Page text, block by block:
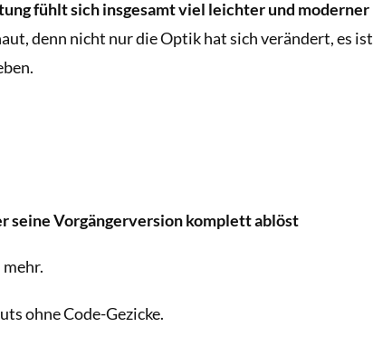
fühlt sich insgesamt viel leichter und moderner
denn nicht nur die Optik hat sich verändert, es ist
seine Vorgängerversion komplett ablöst
ohne Code-Gezicke.